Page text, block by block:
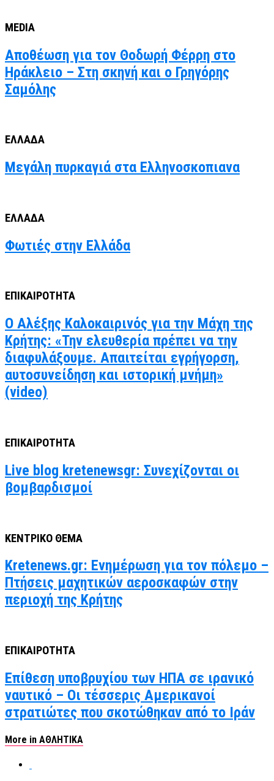
MEDIA
Αποθέωση για τον Θοδωρή Φέρρη στο
Ηράκλειο – Στη σκηνή και ο Γρηγόρης
Σαμόλης
ΕΛΛΑΔΑ
Μεγάλη πυρκαγιά στα Ελληνοσκοπιανα
ΕΛΛΑΔΑ
Φωτιές στην Ελλάδα
ΕΠΙΚΑΙΡΟΤΗΤΑ
Ο Αλέξης Καλοκαιρινός για την Μάχη της
Κρήτης: «Την ελευθερία πρέπει να την
διαφυλάξουμε. Απαιτείται εγρήγορση,
αυτοσυνείδηση και ιστορική μνήμη»
(video)
ΕΠΙΚΑΙΡΟΤΗΤΑ
Live blog kretenewsgr: Συνεχίζονται οι
βομβαρδισμοί
ΚΕΝΤΡΙΚΟ ΘΕΜΑ
Kretenews.gr: Ενημέρωση για τον πόλεμο –
Πτήσεις μαχητικών αεροσκαφών στην
περιοχή της Κρήτης
ΕΠΙΚΑΙΡΟΤΗΤΑ
Επίθεση υποβρυχίου των ΗΠΑ σε ιρανικό
ναυτικό – Οι τέσσερις Αμερικανοί
στρατιώτες που σκοτώθηκαν από το Ιράν
More in ΑΘΛΗΤΙΚΑ